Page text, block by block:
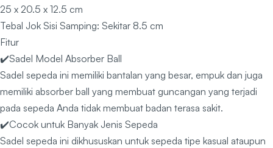
25 x 20.5 x 12.5 cm
Tebal Jok Sisi Samping: Sekitar 8.5 cm
Fitur
✔️Sadel Model Absorber Ball
Sadel sepeda ini memiliki bantalan yang besar, empuk dan juga
memiliki absorber ball yang membuat guncangan yang terjadi
pada sepeda Anda tidak membuat badan terasa sakit.
✔️Cocok untuk Banyak Jenis Sepeda
Sadel sepeda ini dikhususkan untuk sepeda tipe kasual ataupun